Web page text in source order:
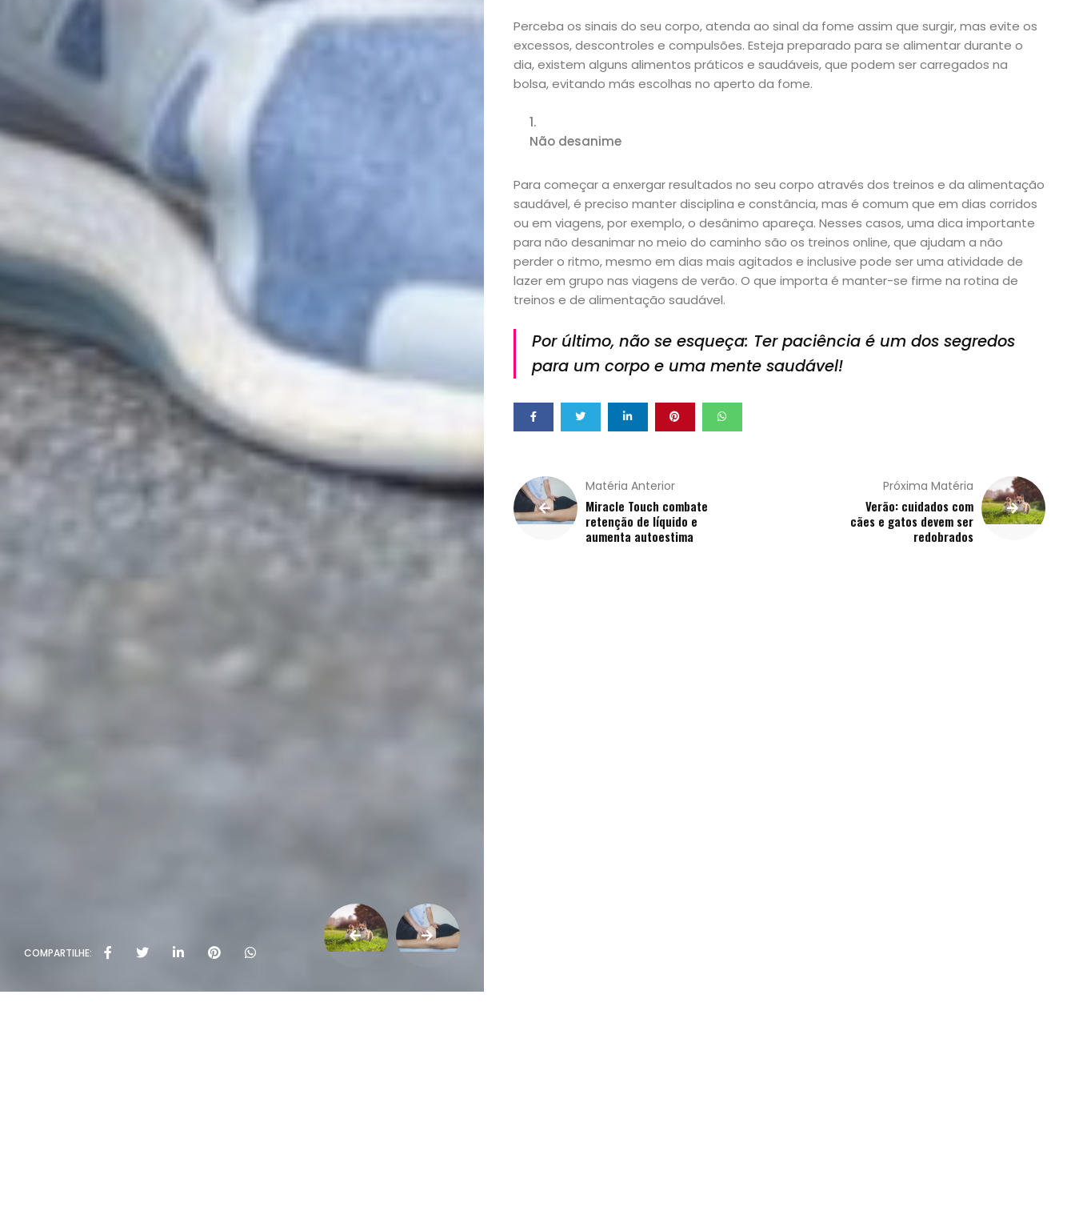
Opinião
Pets
Receitas
Saúde
e
Qualidade
de
Vida
Sexualidade
Variedades
Buscar
COMPARTILHE:
Perceba os sinais do seu corpo, atenda ao sinal da fome assim que surgir, mas evite os
excessos, descontroles e compulsões. Esteja preparado para se alimentar durante o
dia, existem alguns alimentos práticos e saudáveis, que podem ser carregados na
bolsa, evitando más escolhas no aperto da fome.
Não desanime
Para começar a enxergar resultados no seu corpo através dos treinos e da alimentação
saudável, é preciso manter disciplina e constância, mas é comum que em dias corridos
ou em viagens, por exemplo, o desânimo apareça. Nesses casos, uma dica importante
para não desanimar no meio do caminho são os treinos online, que ajudam a não
perder o ritmo, mesmo em dias mais agitados e inclusive pode ser uma atividade de
lazer em grupo nas viagens de verão. O que importa é manter-se firme na rotina de
treinos e de alimentação saudável.
Por último, não se esqueça: Ter paciência é um dos segredos
para um corpo e uma mente saudável!
Matéria Anterior
Miracle Touch combate
retenção de líquido e
aumenta autoestima
Próxima Matéria
Verão: cuidados com
cães e gatos devem ser
redobrados